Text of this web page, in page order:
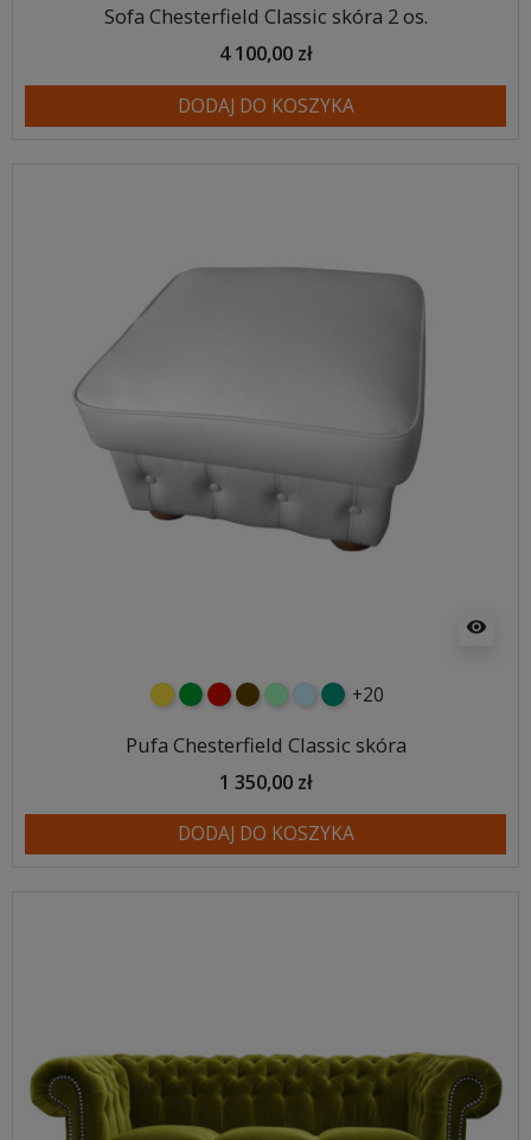
Sofa Chesterfield Classic skóra 2 os.
4 100,00 zł
DODAJ DO KOSZYKA
visibility
żółtyzielonyczerwony
czekoladowy
miętowybłękitny
turkusowy
+20
Pufa Chesterfield Classic skóra
1 350,00 zł
DODAJ DO KOSZYKA